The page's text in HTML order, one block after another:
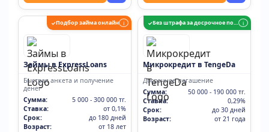
✓Подбор займа онлайн i
Займы в ExpressLoans
Быстрая анкета и получение
денег
Сумма:
5 000 - 300 000 тг.
Ставка:
от 0,1%
Срок:
до 180 дней
Возраст:
от 18 лет
✓ Без штрафа за досрочное погашение i
Микрокредит в TengeDa
Досрочное погашение
Сумма:
50 000 - 190 000 тг.
Ставка:
0,29%
Срок:
до 30 дней
Возраст:
от 21 года